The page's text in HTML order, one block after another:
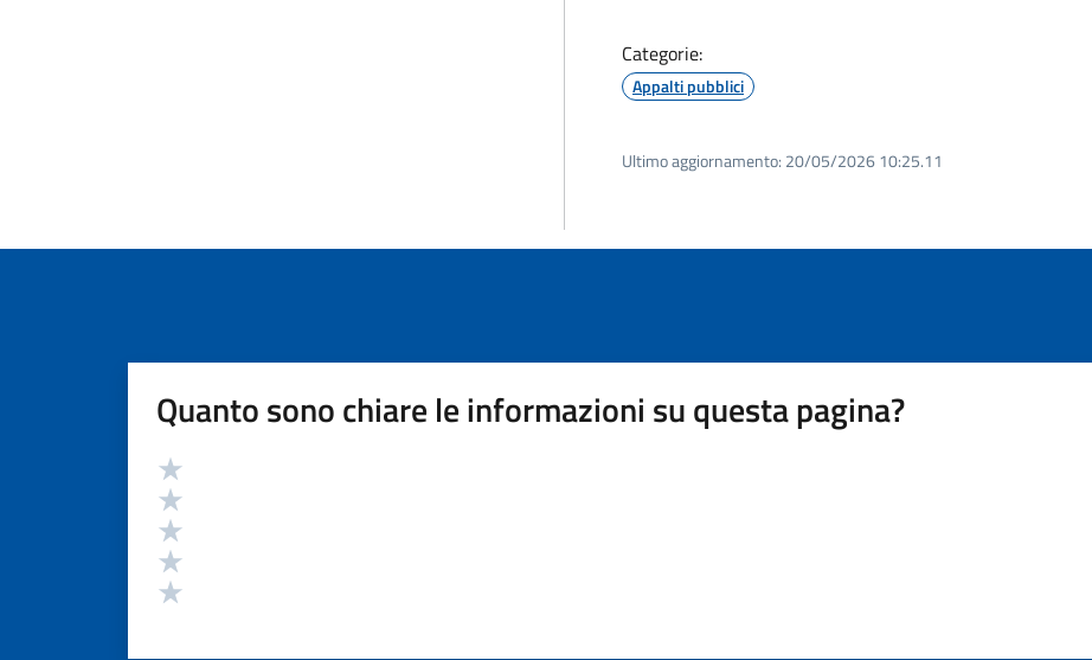
Categorie:
Appalti pubblici
Ultimo aggiornamento: 20/05/2026 10:25.11
Quanto sono chiare le informazioni su questa pagina?
Valutazione